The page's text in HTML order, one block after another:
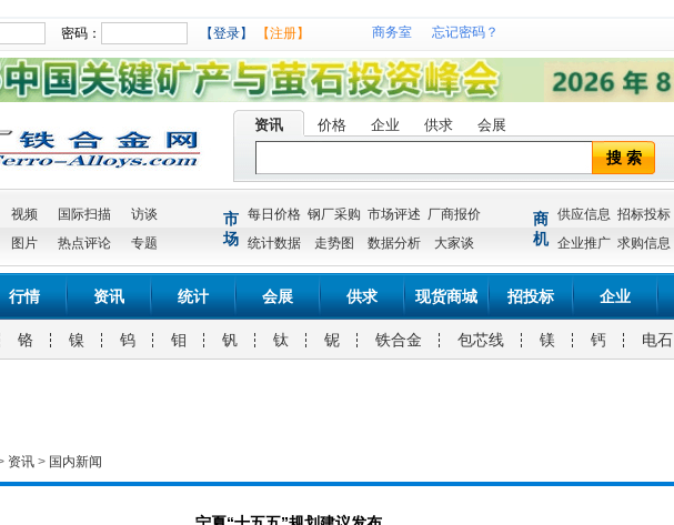
密码： 【登录】 【注册】 商务室 忘记密码？
资讯 价格 企业 供求 会展
搜 索
视频 国际扫描
访谈
图片 热点评论 专题
市
场
每日价格 钢厂采购 市场评述 厂商报价
统计数据
走势图 数据分析 大家谈
商
机
供应信息 招标投标
企业推广 求购信息
行情 资讯 统计 会展 供求 现货商城 招投标 企业
铬 镍 钨 钼 钒 钛 铌 铁合金 包芯线 镁 钙 电石
资讯 > 国内新闻